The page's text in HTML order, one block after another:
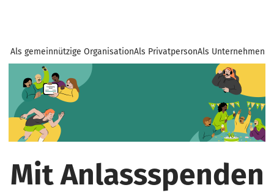
Als gemeinnützige OrganisationAls PrivatpersonAls Unternehmen
Mit Anlassspenden